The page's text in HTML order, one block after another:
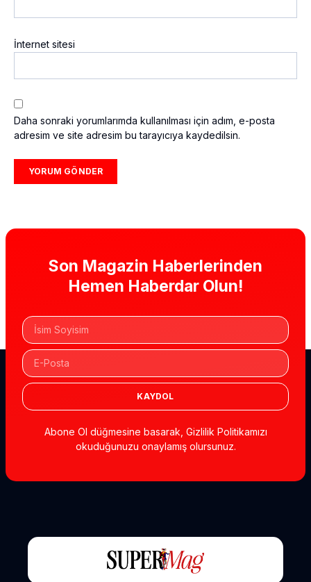
İnternet sitesi
Daha sonraki yorumlarımda kullanılması için adım, e-posta
adresim ve site adresim bu tarayıcıya kaydedilsin.
Son Magazin Haberlerinden
Hemen Haberdar Olun!
KAYDOL
Abone Ol düğmesine basarak, Gizlilik Politikamızı
okuduğunuzu onaylamış olursunuz.